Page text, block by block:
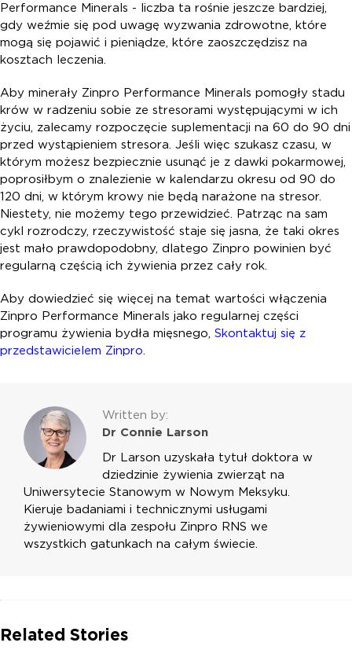
Performance Minerals - liczba ta rośnie jeszcze bardziej,
gdy weźmie się pod uwagę wyzwania zdrowotne, które
mogą się pojawić i pieniądze, które zaoszczędzisz na
kosztach leczenia.
Aby minerały Zinpro Performance Minerals pomogły stadu
krów w radzeniu sobie ze stresorami występującymi w ich
życiu, zalecamy rozpoczęcie suplementacji na 60 do 90 dni
przed wystąpieniem stresora. Jeśli więc szukasz czasu, w
którym możesz bezpiecznie usunąć je z dawki pokarmowej,
poprosiłbym o znalezienie w kalendarzu okresu od 90 do
120 dni, w którym krowy nie będą narażone na stresor.
Niestety, nie możemy tego przewidzieć. Patrząc na sam
cykl rozrodczy, rzeczywistość staje się jasna, że taki okres
jest mało prawdopodobny, dlatego Zinpro powinien być
regularną częścią ich żywienia przez cały rok.
Aby dowiedzieć się więcej na temat wartości włączenia
Zinpro Performance Minerals jako regularnej części
programu żywienia bydła mięsnego, Skontaktuj się z
przedstawicielem Zinpro.
Written by:
Dr Connie Larson
Dr Larson uzyskała tytuł doktora w
dziedzinie żywienia zwierząt na
Uniwersytecie Stanowym w Nowym Meksyku.
Kieruje badaniami i technicznymi usługami
żywieniowymi dla zespołu Zinpro RNS we
wszystkich gatunkach na całym świecie.
Related Stories